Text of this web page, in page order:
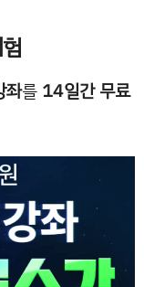
좌를 14일간 무료